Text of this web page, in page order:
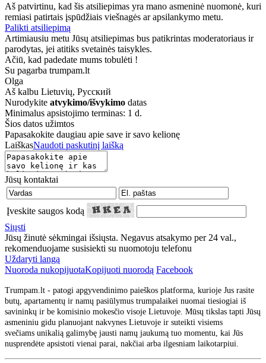
Aš patvirtinu, kad šis atsiliepimas yra mano asmeninė nuomonė, kuri
remiasi patirtais įspūdžiais viešnagės ar apsilankymo metu.
Palikti atsiliepimą
Artimiausiu metu Jūsų atsiliepimas bus patikrintas moderatoriaus ir
parodytas, jei atitiks svetainės taisykles.
Ačiū, kad padedate mums tobulėti !
Su pagarba trumpam.lt
Olga
Aš kalbu Lietuvių, Русский
Nurodykite atvykimo/išvykimo datas
Minimalus apsistojimo terminas: 1 d.
Šios datos užimtos
Papasakokite daugiau apie save ir savo kelionę
LaiškasNaudoti paskutinį laišką
Jūsų kontaktai
Įveskite saugos kodą
Siųsti
Jūsų žinutė sėkmingai išsiųsta. Negavus atsakymo per 24 val.,
rekomenduojame susisiekti su nuomotoju telefonu
Uždaryti langą
Nuoroda nukopijuotaKopijuoti nuorodą Facebook
Trumpam.lt - patogi apgyvendinimo paieškos platforma, kurioje Jus rasite
butų, apartamentų ir namų pasiūlymus trumpalaikei nuomai tiesiogiai iš
savininkų ir be komisinio mokesčio visoje Lietuvoje. Mūsų tikslas tapti Jūsų
asmeniniu gidu planuojant nakvynes Lietuvoje ir suteikti visiems
svečiams unikalią galimybę jausti namų jaukumą tuo momentu, kai Jūs
nusprendėte apsistoti vienai parai, nakčiai arba ilgesniam laikotarpiui.